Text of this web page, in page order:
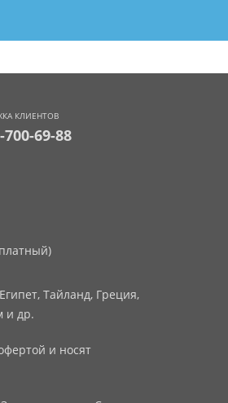
КЛИЕНТОВ
700-69-88
Тайланд, Греция,
и др.
и носят